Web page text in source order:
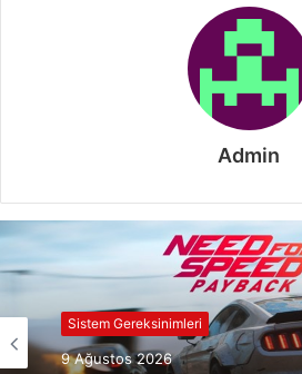
Admin
Sistem Gereksinimleri
9 Ağustos 2026